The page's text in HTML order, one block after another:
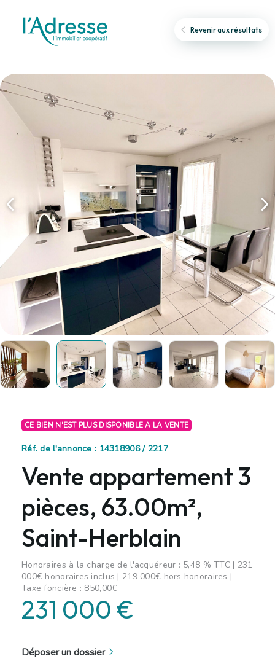
Revenir aux résultats
CE BIEN N'EST PLUS DISPONIBLE A LA VENTE
Réf. de l'annonce : 14318906 / 2217
Vente appartement 3
pièces, 63.00m²,
Saint-Herblain
Honoraires à la charge de l'acquéreur : 5,48 % TTC | 231
000€ honoraires inclus | 219 000€ hors honoraires |
Taxe foncière : 850,00€
231 000 €
Déposer un dossier